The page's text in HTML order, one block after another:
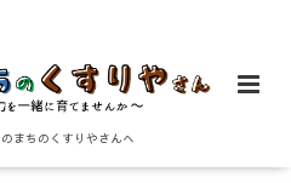
まちのくすりやさんへ